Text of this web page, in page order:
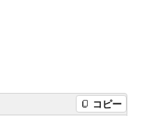
コピー